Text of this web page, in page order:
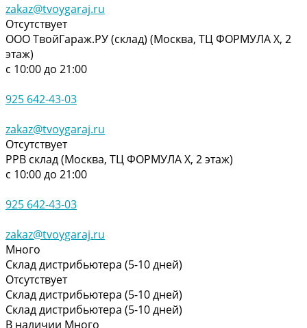
zakaz@tvoygaraj.ru
Отсутствует
ООО ТвойГараж.РУ (склад) (Москва, ТЦ ФОРМУЛА Х, 2
этаж)
с 10:00 до 21:00
925 642-43-03
zakaz@tvoygaraj.ru
Отсутствует
РРВ склад (Москва, ТЦ ФОРМУЛА Х, 2 этаж)
с 10:00 до 21:00
925 642-43-03
zakaz@tvoygaraj.ru
Много
Склад дистрибьютера (5-10 дней)
Отсутствует
Склад дистрибьютера (5-10 дней)
Склад дистрибьютера (5-10 дней)
В наличии Много